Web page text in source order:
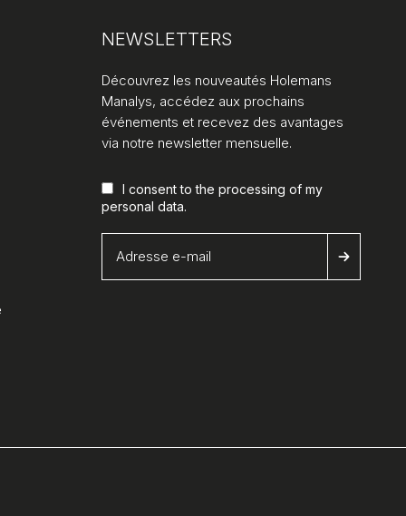
NEWSLETTERS
Découvrez les nouveautés Holemans
Manalys, accédez aux prochains
événements et recevez des avantages
via notre newsletter mensuelle.
I consent to the processing of my
personal data.